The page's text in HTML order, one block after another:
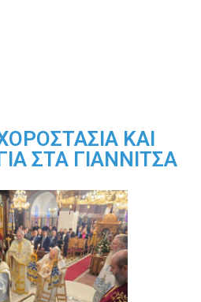
ΚΑΙ
ΣΤΑ ΓΙΑΝΝΙΤΣΑ